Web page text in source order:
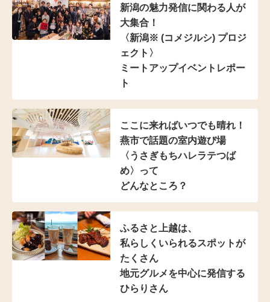
新潟の魅力発信に関わる人が
大集合！
〈新潟※ (コメジルシ) プロジ
ェクト〉
ミートアップイベントレポー
ト
ここに来ればいつでも晴れ！
燕市で話題の室内遊び場
〈うさぎもちハレラテつば
め〉って
どんなところ？
ふるさと上越は、
私らしくいられるスポットが
たくさん
地元グルメを中心に発信する
ひらりさん